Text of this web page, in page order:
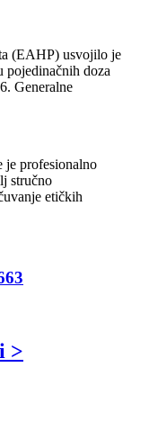
(EAHP) usvojilo je
doza
Generalne
je profesionalno
stručno
etičkih
>